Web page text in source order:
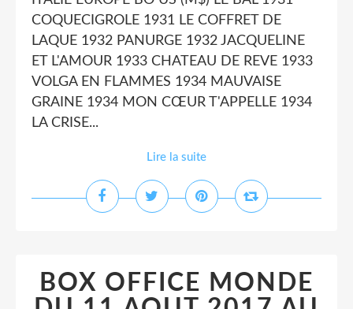
COQUECIGROLE 1931 LE COFFRET DE
LAQUE 1932 PANURGE 1932 JACQUELINE
ET L'AMOUR 1933 CHATEAU DE REVE 1933
VOLGA EN FLAMMES 1934 MAUVAISE
GRAINE 1934 MON CŒUR T'APPELLE 1934
LA CRISE...
Lire la suite
BOX OFFICE MONDE